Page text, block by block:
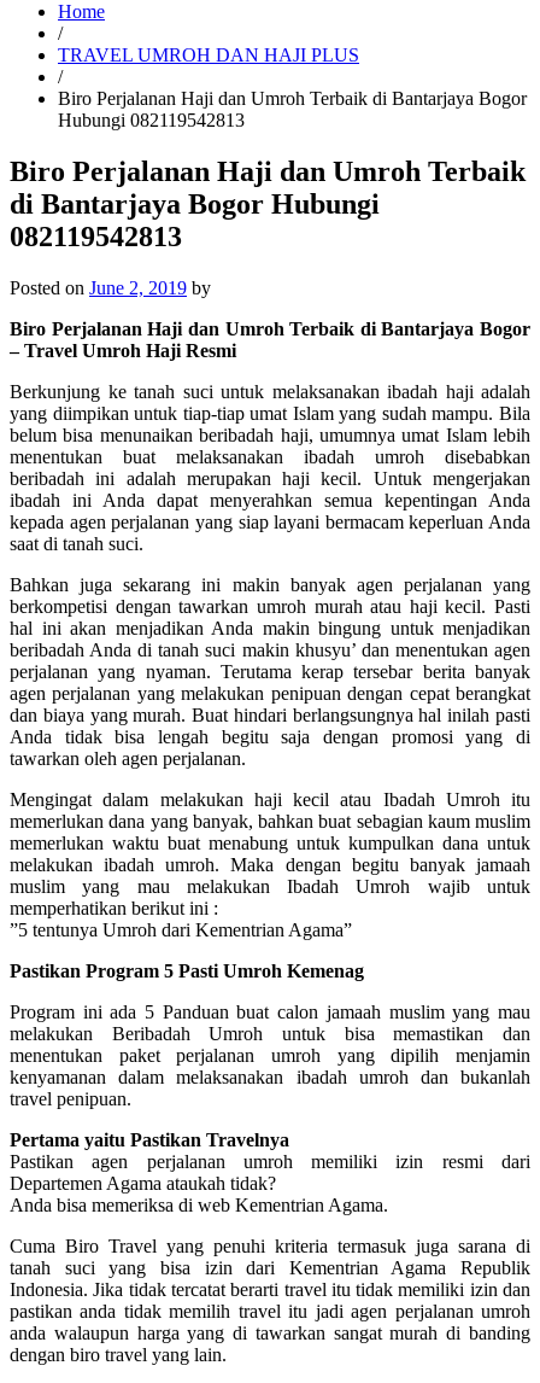
Home
/
TRAVEL UMROH DAN HAJI PLUS
/
Biro Perjalanan Haji dan Umroh Terbaik di Bantarjaya Bogor
Hubungi 082119542813
Biro Perjalanan Haji dan Umroh Terbaik
di Bantarjaya Bogor Hubungi
082119542813
Posted on June 2, 2019 by
Biro Perjalanan Haji dan Umroh Terbaik di Bantarjaya Bogor
– Travel Umroh Haji Resmi
Berkunjung ke tanah suci untuk melaksanakan ibadah haji adalah
yang diimpikan untuk tiap-tiap umat Islam yang sudah mampu. Bila
belum bisa menunaikan beribadah haji, umumnya umat Islam lebih
menentukan buat melaksanakan ibadah umroh disebabkan
beribadah ini adalah merupakan haji kecil. Untuk mengerjakan
ibadah ini Anda dapat menyerahkan semua kepentingan Anda
kepada agen perjalanan yang siap layani bermacam keperluan Anda
saat di tanah suci.
Bahkan juga sekarang ini makin banyak agen perjalanan yang
berkompetisi dengan tawarkan umroh murah atau haji kecil. Pasti
hal ini akan menjadikan Anda makin bingung untuk menjadikan
beribadah Anda di tanah suci makin khusyu’ dan menentukan agen
perjalanan yang nyaman. Terutama kerap tersebar berita banyak
agen perjalanan yang melakukan penipuan dengan cepat berangkat
dan biaya yang murah. Buat hindari berlangsungnya hal inilah pasti
Anda tidak bisa lengah begitu saja dengan promosi yang di
tawarkan oleh agen perjalanan.
Mengingat dalam melakukan haji kecil atau Ibadah Umroh itu
memerlukan dana yang banyak, bahkan buat sebagian kaum muslim
memerlukan waktu buat menabung untuk kumpulkan dana untuk
melakukan ibadah umroh. Maka dengan begitu banyak jamaah
muslim yang mau melakukan Ibadah Umroh wajib untuk
memperhatikan berikut ini :
”5 tentunya Umroh dari Kementrian Agama”
Pastikan Program 5 Pasti Umroh Kemenag
Program ini ada 5 Panduan buat calon jamaah muslim yang mau
melakukan Beribadah Umroh untuk bisa memastikan dan
menentukan paket perjalanan umroh yang dipilih menjamin
kenyamanan dalam melaksanakan ibadah umroh dan bukanlah
travel penipuan.
Pertama yaitu Pastikan Travelnya
Pastikan agen perjalanan umroh memiliki izin resmi dari
Departemen Agama ataukah tidak?
Anda bisa memeriksa di web Kementrian Agama.
Cuma Biro Travel yang penuhi kriteria termasuk juga sarana di
tanah suci yang bisa izin dari Kementrian Agama Republik
Indonesia. Jika tidak tercatat berarti travel itu tidak memiliki izin dan
pastikan anda tidak memilih travel itu jadi agen perjalanan umroh
anda walaupun harga yang di tawarkan sangat murah di banding
dengan biro travel yang lain.